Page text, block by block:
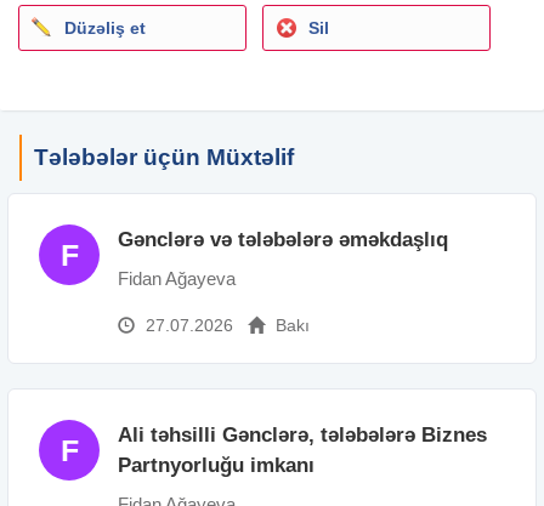
Düzəliş et Sil
Tələbələr üçün Müxtəlif
F Gənclərə və tələbələrə əməkdaşlıq
Fidan Ağayeva
27.07.2026 Bakı
F
Ali təhsilli Gənclərə, tələbələrə Biznes
Partnyorluğu imkanı